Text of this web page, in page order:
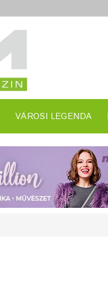
VÁROSI LEGENDA